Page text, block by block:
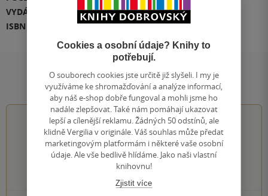
VYDÁNÍ
1
ISBN
978-2-09-031882-1
Hodnocení a recenze čtenářů
4.2z5
Cookies a osobní údaje? Knihy to
potřebují.
O souborech cookies jste určitě již slyšeli. I my je
využíváme ke shromažďování a analýze informací,
aby náš e-shop dobře fungoval a mohli jsme ho
nadále zlepšovat. Také nám pomáhají ukazovat
lepší a cílenější reklamu. Žádných 50 odstínů, ale
klidně Vergilia v originále. Váš souhlas může předat
marketingovým platformám i některé vaše osobní
údaje. Ale vše bedlivě hlídáme. Jako naši vlastní
knihovnu!
Zjistit více